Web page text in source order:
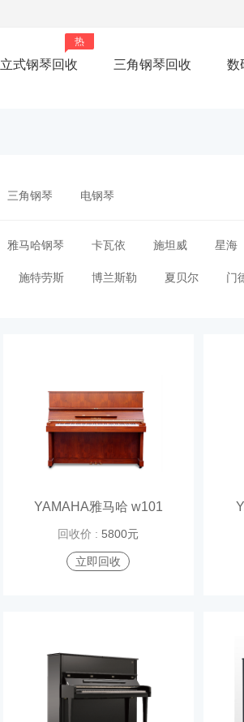
立式钢琴回收
热
三角钢琴回收 数
三角钢琴 电钢琴
雅马哈钢琴 卡瓦依 施坦威 星海
施特劳斯 博兰斯勒 夏贝尔 门
YAMAHA雅马哈 w101
回收价 : 5800元
立即回收